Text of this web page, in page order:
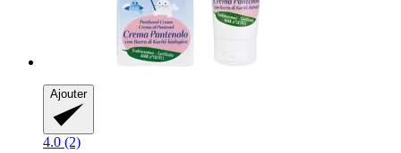
Ajouter
4.0 (2)